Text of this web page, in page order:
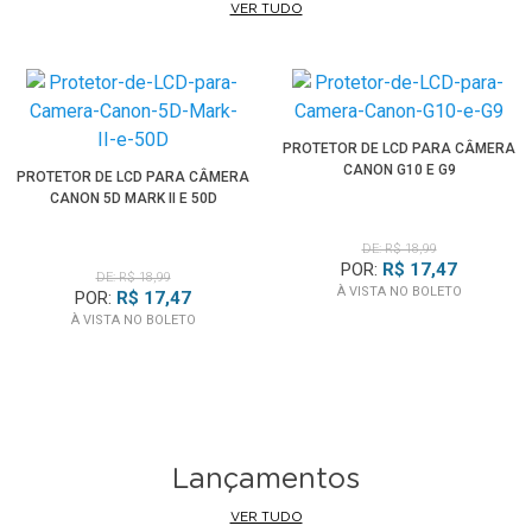
• Fotografia esportiva
• Fotografia de natureza
• Viagens
• Fotojornalismo
• Produção de vídeo
Como instalar:
1. Desligue a câmera e coloque-a sobre uma superfície
4. Faça um teste de posicionamento antes de retirar a
VER TUDO
PROTETOR DE LCD PARA CÂMERA
CANON 5D MARK II E 50D
DE: R$ 18,99
POR: R$ 17,47
À VISTA NO BOLETO
PROTETOR DE LCD PARA CÂMERA
CANON G10 E G9
DE: R$ 18,99
POR: R$ 17,47
À VISTA NO BOLETO
Lançamentos
VER TUDO